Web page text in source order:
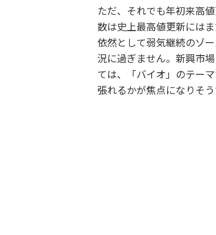
ただ、それでも年初来高
数は史上最高値更新には
依然として弱気継続のゾ
況に過ぎません。新興市
ては、「バイオ」のテー
張れるかが焦点になりそう